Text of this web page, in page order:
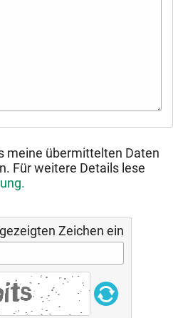
meine übermittelten Daten
Für weitere Details lese
Zeichen ein